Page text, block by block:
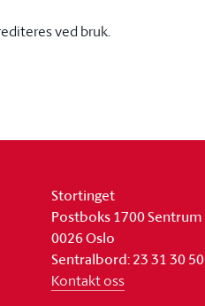
ved bruk.
Stortinget
Postboks 1700 Sentrum
0026 Oslo
Sentralbord: 23 31 30 50
Kontakt oss